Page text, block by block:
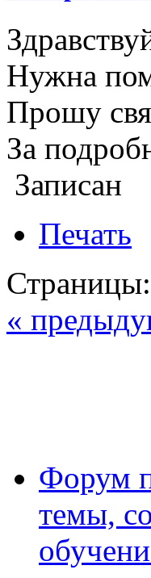
Нужна
Прошу
За
Записан
Печать
«
Форум
темы,